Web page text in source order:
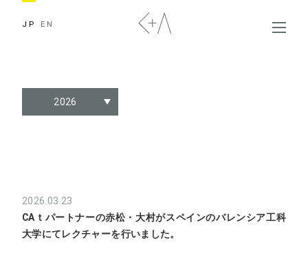
JP EN
2026
2026.03.23
CAｔパートナーの赤松・大村がスペインのバレンシア工科
大学にてレクチャーを行いました。